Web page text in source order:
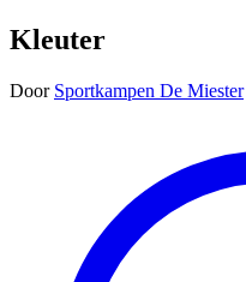
Kleuter
Door Sportkampen De Miester